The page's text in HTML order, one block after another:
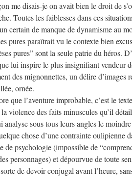
me disais-je on avait bien le droit de
Toutes les faiblesses dans ces
certain de manque de dynamisme au
pures paraîtrait vu le contexte bien
pures” sont la seule patrie du héros.
lui inspire le plus insignifiant vendeur
des mignonnettes, un délire d’images
ornée.
que l’aventure improbable, c’est le
violence des faits minuscules qu’il
analyse sous tous leurs angles le
chose d’une contrainte oulipienne
de psychologie (impossible de
personnages) et dépourvue de toute
de devoir conjugal avant l’heure,